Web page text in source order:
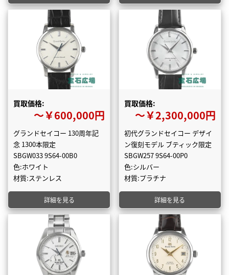
買取価格:
〜￥600,000円
グランドセイコー 130周年記
念 1300本限定
SBGW033 9S64-00B0
色:ホワイト
材質:ステンレス
詳細を見る
買取価格:
〜￥2,300,000円
初代グランドセイコー デザイ
ン復刻モデル ブティック限定
SBGW257 9S64-00P0
色:シルバー
材質:プラチナ
詳細を見る